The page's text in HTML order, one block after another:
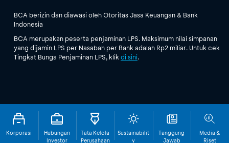
Korporasi
Hubungan
Investor
Tata Kelola
Perusahaan
Sustainabilit
y
Tanggung
Jawab
Media &
Riset
BCA berizin dan diawasi oleh Otoritas Jasa Keuangan & Bank
Indonesia
BCA merupakan peserta penjaminan LPS. Maksimum nilai simpanan
yang dijamin LPS per Nasabah per Bank adalah Rp2 miliar. Untuk cek
Tingkat Bunga Penjaminan LPS, klikdi sini.